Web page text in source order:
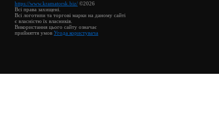
https://www.kramatorsk.biz/ ©2026
Всі права захищені.
Всі логотипи та торгові марки на даному сайті
є власністю їх власників.
Використання цього сайту означає
прийняття умов Угода користувача